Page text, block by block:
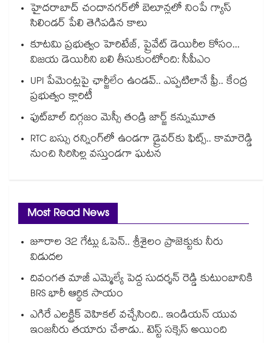
హైదరాబాద్⁪ చందానగర్⁫లో బెలూన్లలో నింపే గ్యాస్
సిలిండర్ పేలి తెగిపడిన కాలు
కూటమి ప్రభుత్వం హెరిటేజ్, ప్రైవేట్ డెయిరీల కోసం...
విజయ డెయిరీని బలి తీసుకుంటోంది: సీపీఎం
UPI పేమెంట్లపై ఛార్జీలేం ఉండవ్.. ఎప్పటిలానే ఫ్రీ.. కేంద్ర
ప్రభుత్వం క్లారిటీ
ఫుట్‎బాల్ దిగ్గజం మెస్సీ తండ్రి జార్జ్ కన్నుమూత
RTC బస్సు రన్నింగ్⁫లో ఉండగా డ్రైవర్‌కు ఫిట్స్.. కామారెడ్డి
నుంచి సిరిసిల్ల వస్తుండగా ఘటన
Most Read News
జూరాల 32 గేట్లు ఓపెన్.. శ్రీశైలం ప్రాజెక్టుకు నీరు
విడుదల
దివంగత మాజీ ఎమ్మెల్యే పెద్ద సుదర్శన్ రెడ్డి కుటుంబానికి
BRS భారీ ఆర్థిక సాయం
ఎగిరే ఎలక్ట్రిక్ వెహికల్ వచ్చేసింది.. ఇండియన్ యువ
ఇంజనీరు తయారు చేశాడు.. టెస్ట్ సక్సెస్ అయింది